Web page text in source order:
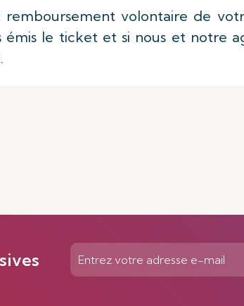
remboursement volontaire de
émis le ticket et si nous et notre